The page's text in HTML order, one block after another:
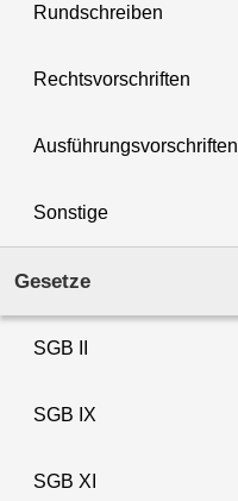
Rundschreiben
Rechtsvorschriften
Ausführungsvorschriften
Sonstige
Gesetze
SGB II
SGB IX
SGB XI